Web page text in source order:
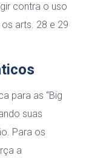
contra o uso
arts. 28 e 29
para as “Big
suas
Para os
a